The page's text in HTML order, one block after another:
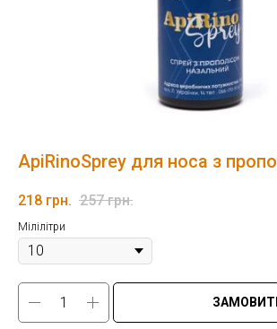
ApiRinoSprey для носа з
218 грн. 257 грн.
Мілілітри